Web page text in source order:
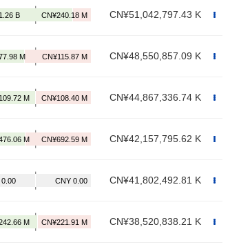
CN¥51,042,797.43 K
CN¥48,550,857.09 K
CN¥44,867,336.74 K
CN¥42,157,795.62 K
CN¥41,802,492.81 K
CN¥38,520,838.21 K